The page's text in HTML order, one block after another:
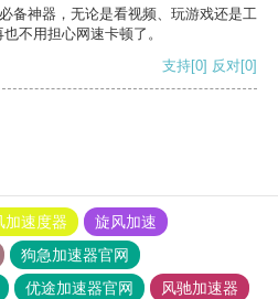
备神器，无论是看视频、玩游戏还是工
不用担心网速卡顿了。
支持[0] 反对[0]
加速度器
旋风加速
狗急加速器官网
优途加速器官网
风驰加速器